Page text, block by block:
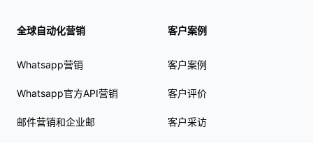
全球自动化营销
Whatsapp营销
Whatsapp官方API营销
邮件营销和企业邮
客户案例
客户案例
客户评价
客户采访